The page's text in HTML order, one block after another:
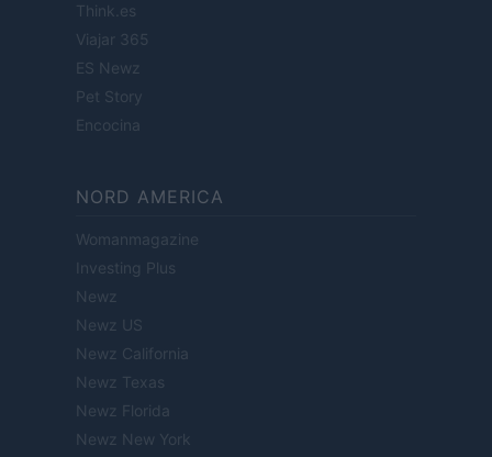
Think.es
Viajar 365
ES Newz
Pet Story
Encocina
NORD AMERICA
Womanmagazine
Investing Plus
Newz
Newz US
Newz California
Newz Texas
Newz Florida
Newz New York